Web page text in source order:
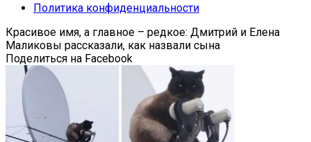
Политика конфиденциальности
Красивое имя, а главное – редкое: Дмитрий и Елена
Маликовы рассказали, как назвали сына
Поделиться на Facebook